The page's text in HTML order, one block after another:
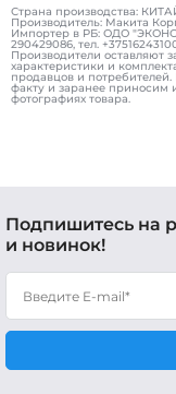
Страна производства:
Производитель: Макита
Импортер в РБ: ОДО
290429086, тел.
Производители оставляют
характеристики и
продавцов и
факту и заранее приносим
фотографиях товара.
Подпишитесь на
и новинок!